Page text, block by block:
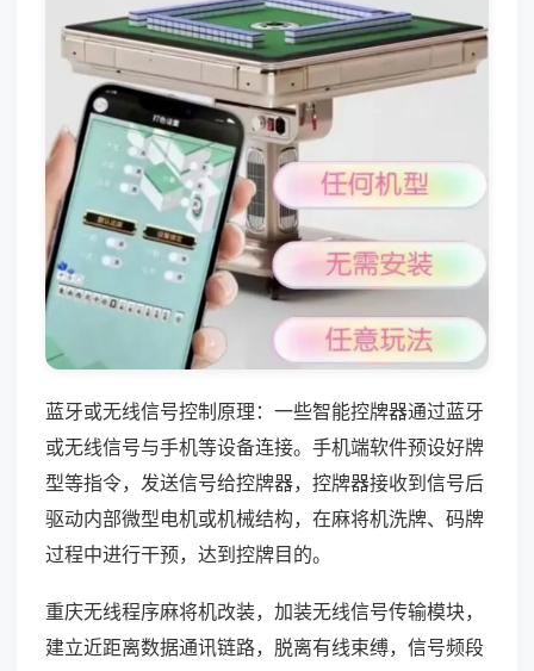
蓝牙或无线信号控制原理：一些智能控牌器通过蓝牙
或无线信号与手机等设备连接。手机端软件预设好牌
型等指令，发送信号给控牌器，控牌器接收到信号后
驱动内部微型电机或机械结构，在麻将机洗牌、码牌
过程中进行干预，达到控牌目的。
重庆无线程序麻将机改装，加装无线信号传输模块，
建立近距离数据通讯链路，脱离有线束缚，信号频段